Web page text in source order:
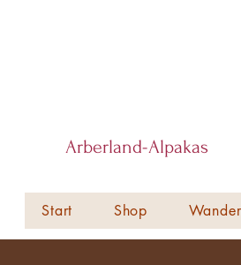
Arberland-Alpakas
Start Shop